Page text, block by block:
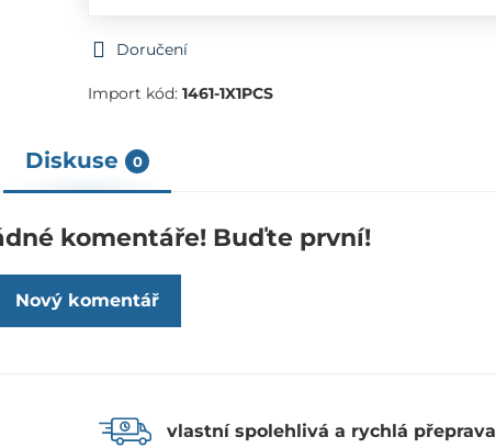
Doručení
Import kód: 1461-1X1PCS
Diskuse 0
komentáře! Buďte první!
Nový komentář
vlastní spolehlivá a rychlá přeprava